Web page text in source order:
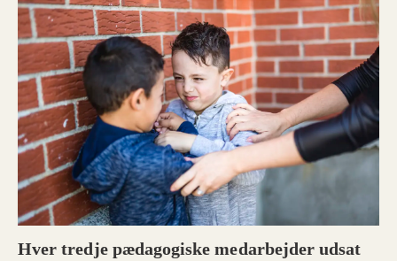
Hver tredje pædagogiske medarbejder udsat